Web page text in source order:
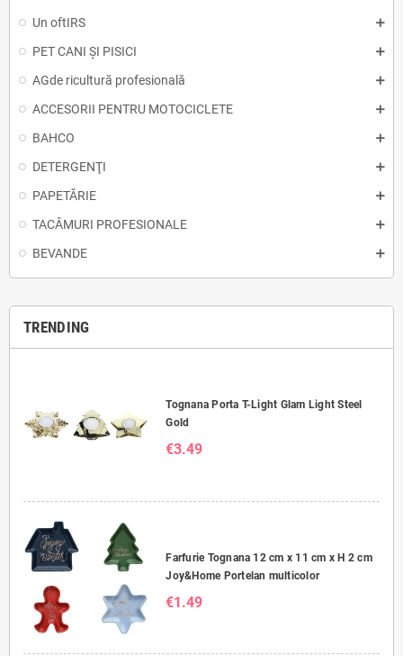
Un oftIRS
PET CANI ȘI PISICI
AGde ricultură profesională
ACCESORII PENTRU MOTOCICLETE
BAHCO
DETERGENŢI
PAPETĂRIE
TACÂMURI PROFESIONALE
BEVANDE
TRENDING
Tognana Porta T-Light Glam Light Steel
Gold
€3.49
Farfurie Tognana 12 cm x 11 cm x H 2 cm
Joy&Home Portelan multicolor
€1.49